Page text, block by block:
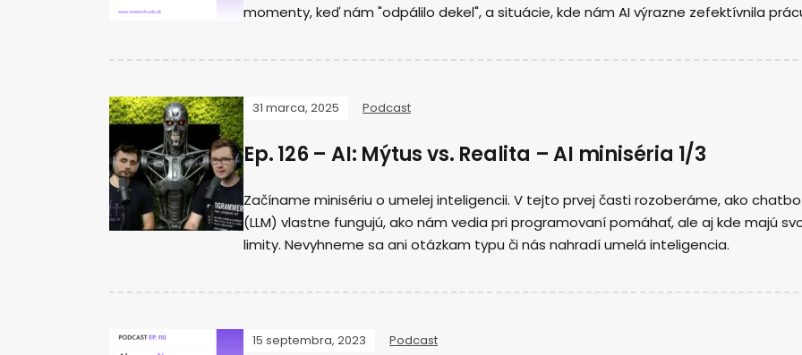
momenty, keď nám "odpálilo dekel", a situácie, kde nám AI výrazne zefektívnila
31 marca, 2025 Podcast
Ep. 126 – AI: Mýtus vs. Realita – AI miniséria 1/3
Začíname minisériu o umelej inteligencii. V tejto prvej časti rozoberáme, ako
(LLM) vlastne fungujú, ako nám vedia pri programovaní pomáhať, ale aj kde majú
limity. Nevyhneme sa ani otázkam typu či nás nahradí umelá inteligencia.
15 septembra, 2023 Podcast